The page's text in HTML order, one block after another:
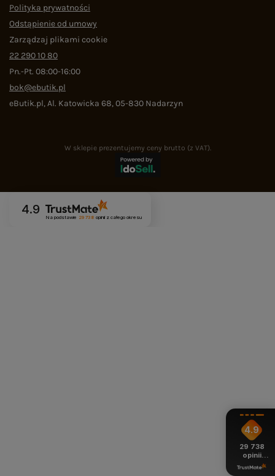
Polityka prywatności
Odstąpienie od umowy
Zarządzaj plikami cookie
22 290 10 80
Pn.-Pt. 08:00-16:00
bok@ebutik.pl
eButik.pl,Al. Katowicka 68,05-830 Nadarzyn
W sklepie prezentujemy ceny brutto (z VAT).
4.9
Na podstawie 29 738 opinii z całego okresu
4.9
29 738
opinii
z całego